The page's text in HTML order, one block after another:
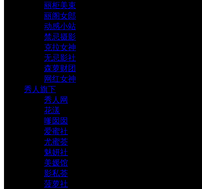
丽柜美束
丽阁女郎
动感小站
禁忌摄影
克拉女神
无忌影社
森萝财团
网红女神
秀人旗下
秀人网
花漾
嗲囡囡
爱蜜社
尤蜜荟
魅妍社
美媛馆
影私荟
菠萝社